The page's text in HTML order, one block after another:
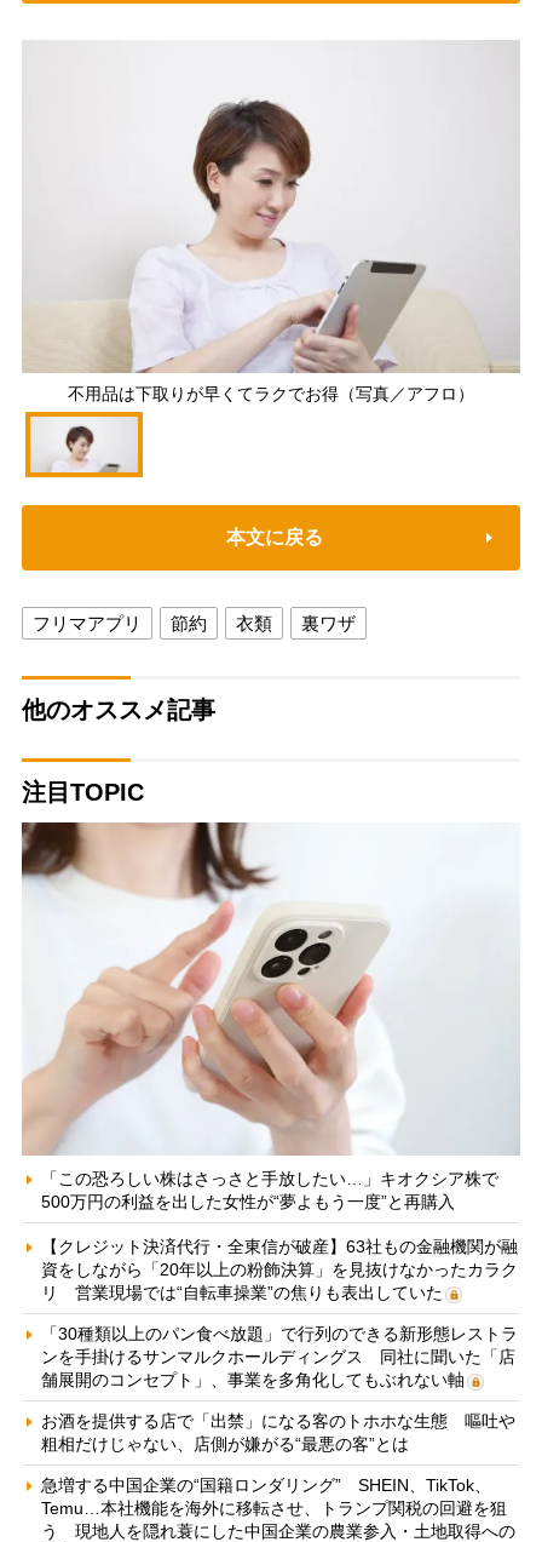
不用品は下取りが早くてラクでお得（写真／アフロ）
本文に戻る
フリマアプリ 節約 衣類 裏ワザ
他のオススメ記事
注目TOPIC
「この恐ろしい株はさっさと手放したい…」キオクシア株で
500万円の利益を出した女性が“夢よもう一度”と再購入
【クレジット決済代行・全東信が破産】63社もの金融機関が融
資をしながら「20年以上の粉飾決算」を見抜けなかったカラク
リ 営業現場では“自転車操業”の焦りも表出していた
「30種類以上のパン食べ放題」で行列のできる新形態レストラ
ンを手掛けるサンマルクホールディングス 同社に聞いた「店
舗展開のコンセプト」、事業を多角化してもぶれない軸
お酒を提供する店で「出禁」になる客のトホホな生態 嘔吐や
粗相だけじゃない、店側が嫌がる“最悪の客”とは
急増する中国企業の“国籍ロンダリング” SHEIN、TikTok、
Temu…本社機能を海外に移転させ、トランプ関税の回避を狙
う 現地人を隠れ蓑にした中国企業の農業参入・土地取得への